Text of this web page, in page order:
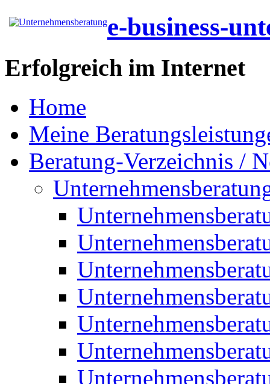
e-business-
Erfolgreich im Internet
Home
Meine
Beratung-Verzeichnis /